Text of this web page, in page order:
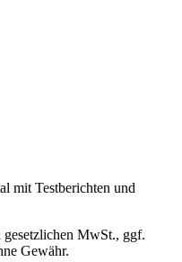
mit Testberichten und
MwSt., ggf.
Gewähr.